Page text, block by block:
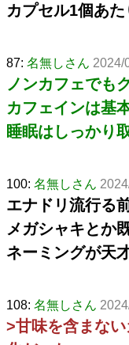
カプセル1個あ
87: 名無しさん 2024/
ノンカフェでも
カフェインは基
睡眠はしっかり
100: 名無しさん
エナドリ流行る
メガシャキとか
ネーミングが天
108: 名無しさん
>甘味を含まな